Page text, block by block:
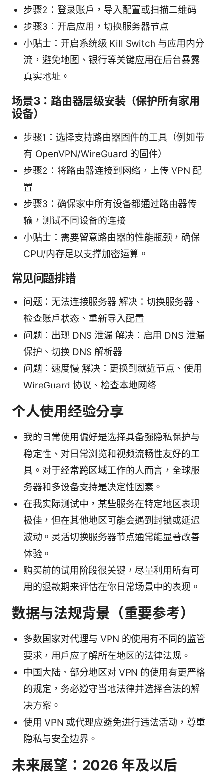
步骤2：登录账户，导入配置或扫描二维码
步骤3：开启应用，切换服务器节点
小贴士：开启系统级 Kill Switch 与应用内分
流，避免地图、银行等关键应用在后台暴露
真实地址。
场景3：路由器层级安装（保护所有家用
设备）
步骤1：选择支持路由器固件的工具（例如带
有 OpenVPN/WireGuard 的固件）
步骤2：将路由器连接到网络，上传 VPN 配
置
步骤3：确保家中所有设备都通过路由器传
输，测试不同设备的连接
小贴士：需要留意路由器的性能瓶颈，确保
CPU/内存足以支撑加密运算。
常见问题排错
问题：无法连接服务器 解决：切换服务器、
检查账户状态、重新导入配置
问题：出现 DNS 泄漏 解决：启用 DNS 泄漏
保护、切换 DNS 解析器
问题：速度慢 解决：更换到就近节点、使用
WireGuard 协议、检查本地网络
个人使用经验分享
我的日常使用偏好是选择具备强隐私保护与
稳定性、对日常浏览和视频流畅性友好的工
具。对于经常跨区域工作的人而言，全球服
务器和多设备支持是决定性因素。
在我实际测试中，某些服务在特定地区表现
极佳，但在其他地区可能会遇到封锁或延迟
波动。灵活切换服务器节点通常能显著改善
体验。
购买前的试用阶段很关键，尽量利用所有可
用的退款期来评估在你日常场景中的表现。
数据与法规背景（重要参考）
多数国家对代理与 VPN 的使用有不同的监管
要求，用户应了解所在地区的法律法规。
中国大陆、部分地区对 VPN 的使用有更严格
的规定，务必遵守当地法律并选择合法的解
决方案。
使用 VPN 或代理应避免进行违法活动，尊重
隐私与安全边界。
未来展望：2026 年及以后